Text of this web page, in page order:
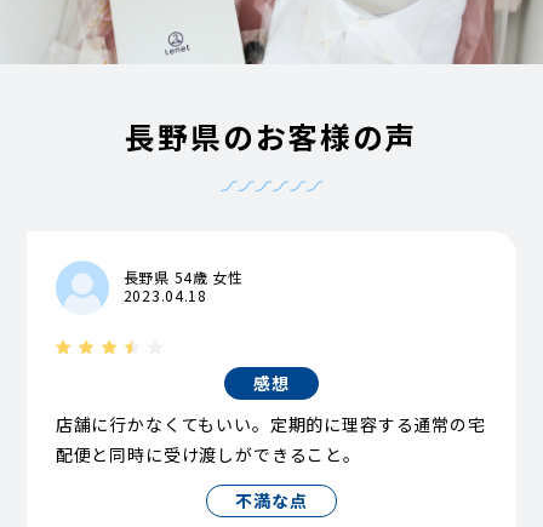
長野県のお客様の声
長野県 54歳 女性
2023.04.18
感想
店舗に行かなくてもいい。定期的に理容する通常の宅
配便と同時に受け渡しができること。
不満な点